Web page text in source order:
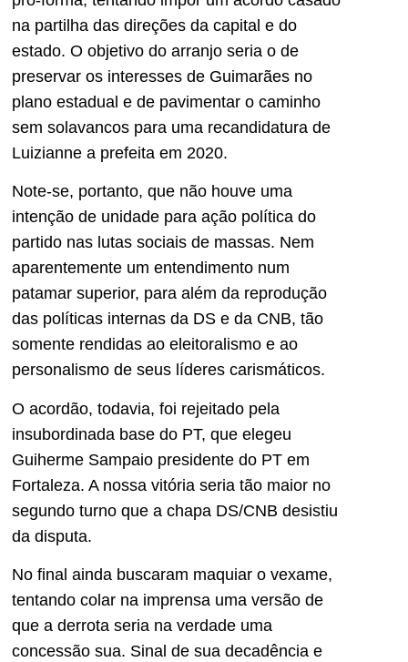
na partilha das direções da capital e do
estado. O objetivo do arranjo seria o de
preservar os interesses de Guimarães no
plano estadual e de pavimentar o caminho
sem solavancos para uma recandidatura de
Luizianne a prefeita em 2020.
Note-se, portanto, que não houve uma
intenção de unidade para ação política do
partido nas lutas sociais de massas. Nem
aparentemente um entendimento num
patamar superior, para além da reprodução
das políticas internas da DS e da CNB, tão
somente rendidas ao eleitoralismo e ao
personalismo de seus líderes carismáticos.
O acordão, todavia, foi rejeitado pela
insubordinada base do PT, que elegeu
Guiherme Sampaio presidente do PT em
Fortaleza. A nossa vitória seria tão maior no
segundo turno que a chapa DS/CNB desistiu
da disputa.
No final ainda buscaram maquiar o vexame,
tentando colar na imprensa uma versão de
que a derrota seria na verdade uma
concessão sua. Sinal de sua decadência e